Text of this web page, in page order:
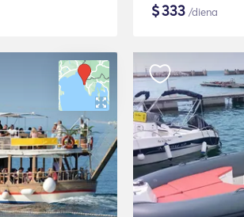
$333 /diena